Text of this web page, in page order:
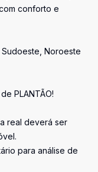
conforto e
Noroeste
PLANTÃO!
real deverá ser
para análise de